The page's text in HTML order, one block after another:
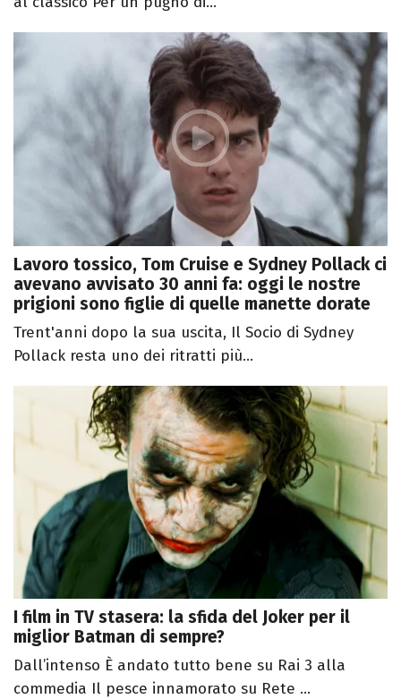
Lavoro tossico, Tom Cruise e Sydney Pollack ci
avevano avvisato 30 anni fa: oggi le nostre
prigioni sono figlie di quelle manette dorate
Trent'anni dopo la sua uscita, Il Socio di Sydney
Pollack resta uno dei ritratti più...
I film in TV stasera: la sfida del Joker per il
miglior Batman di sempre?
Dall’intenso È andato tutto bene su Rai 3 alla
commedia Il pesce innamorato su Rete ...